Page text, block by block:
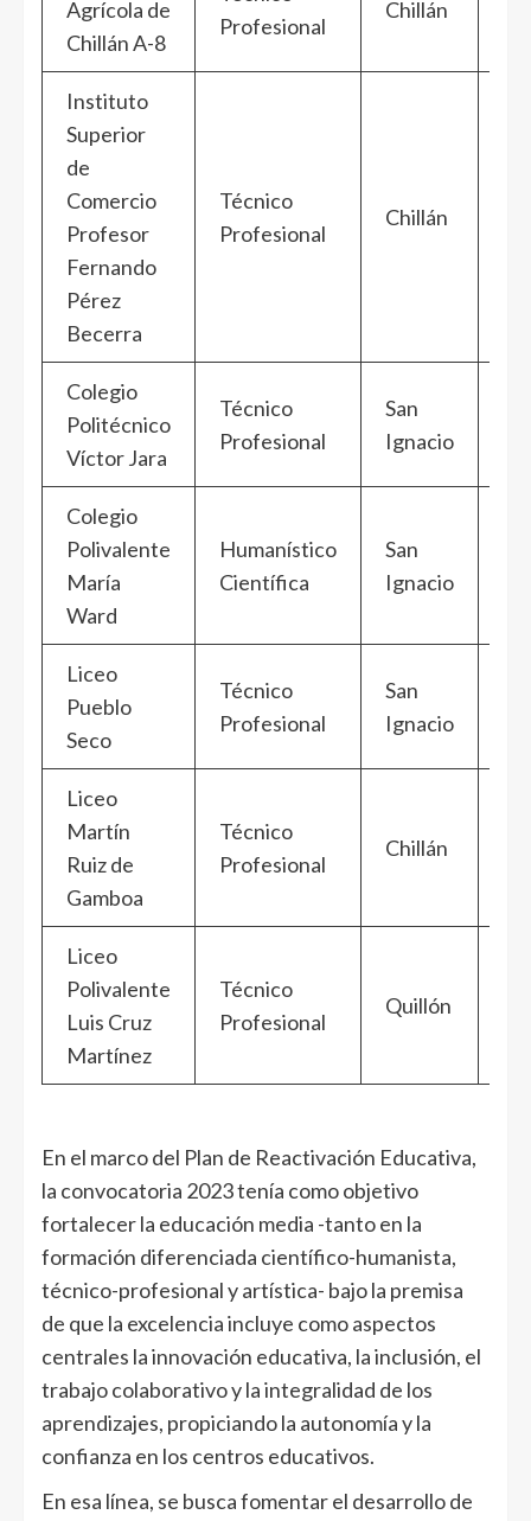
Agrícola de
Chillán A-8
Profesional
Chillán
Instituto
Superior
de
Comercio
Profesor
Fernando
Pérez
Becerra
Técnico
Profesional
Chillán
Colegio
Politécnico
Víctor Jara
Técnico
Profesional
San
Ignacio
Colegio
Polivalente
María
Ward
Humanístico
Científica
San
Ignacio
Liceo
Pueblo
Seco
Técnico
Profesional
San
Ignacio
Liceo
Martín
Ruiz de
Gamboa
Técnico
Profesional
Chillán
Liceo
Polivalente
Luis Cruz
Martínez
Técnico
Profesional
Quillón
En el marco del Plan de Reactivación Educativa,
la convocatoria 2023 tenía como objetivo
fortalecer la educación media -tanto en la
formación diferenciada científico-humanista,
técnico-profesional y artística- bajo la premisa
de que la excelencia incluye como aspectos
centrales la innovación educativa, la inclusión, el
trabajo colaborativo y la integralidad de los
aprendizajes, propiciando la autonomía y la
confianza en los centros educativos.
En esa línea, se busca fomentar el desarrollo de